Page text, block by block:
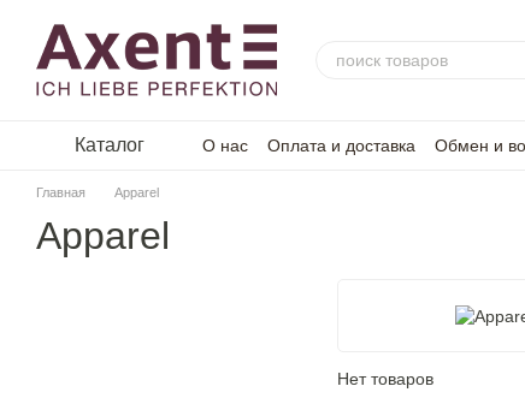
Каталог О нас Оплата и доставка Обмен и
Главная Apparel
Apparel
Нет товаров